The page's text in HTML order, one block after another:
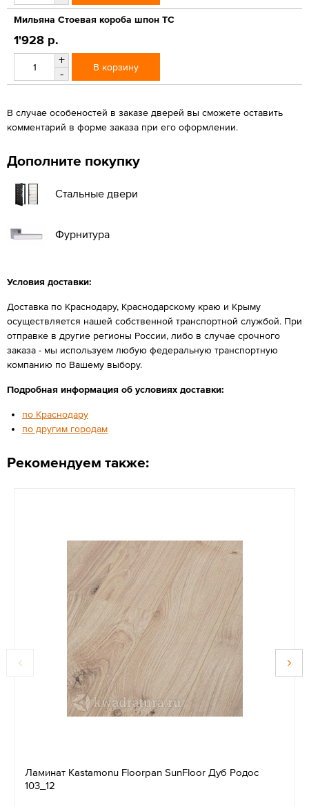
Мильяна Стоевая короба шпон ТС
1'928 р.
+
-
В корзину
В случае особеностей в заказе дверей вы сможете оставить
комментарий в форме заказа при его оформлении.
Дополните покупку
Стальные двери
Фурнитура
Условия доставки:
Доставка по Краснодару, Краснодарскому краю и Крыму
осуществляется нашей собственной транспортной службой. При
отправке в другие регионы России, либо в случае срочного
заказа - мы используем любую федеральную транспортную
компанию по Вашему выбору.
Подробная информация об условиях доставки:
по Краснодару
по другим городам
Рекомендуем также:
Ламинат Kastamonu Floorpan SunFloor Дуб Родос
103_12